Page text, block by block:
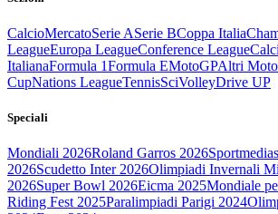
CalcioMercatoSerie ASerie BCoppa Italia
LeagueEuropa LeagueConference League
ItalianaFormula 1Formula EMotoGPAltri
CupNations LeagueTennisSciVolleyDrive UP
Speciali
Mondiali 2026Roland Garros 2026
2026Scudetto Inter 2026Olimpiadi Invernali
2026Super Bowl 2026Eicma 2025Mondiale
Riding Fest 2025Paralimpiadi Parigi 2024